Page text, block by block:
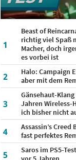
1
Beast of
richtig viel Spaß
Macher, doch
es vorbei ist
2
Halo: Campaign
aber mit dem
3
Gänsehaut-
Jahren Wireless-
ich bisher nicht
4
Assassin’s Creed
fast perfektes
5
Saros im PS5-